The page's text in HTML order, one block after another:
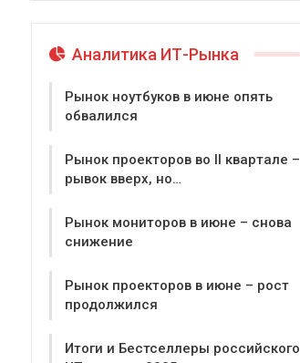
Аналитика ИТ-Рынка
Рынок ноутбуков в июне опять
обвалился
Рынок проекторов во II квартале –
рывок вверх, но…
Рынок мониторов в июне – снова
снижение
Рынок проекторов в июне – рост
продолжился
Итоги и Бестселлеры российского